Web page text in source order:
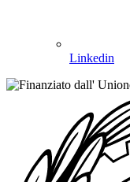
Linkedin